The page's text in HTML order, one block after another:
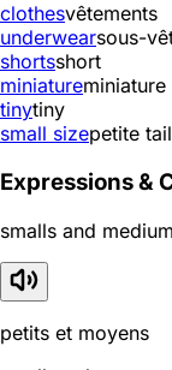
clothesvêtements
underwearsous-
shortsshort
miniatureminiature
tinytiny
small sizepetite
Expressions &
smalls and
petits et moyens